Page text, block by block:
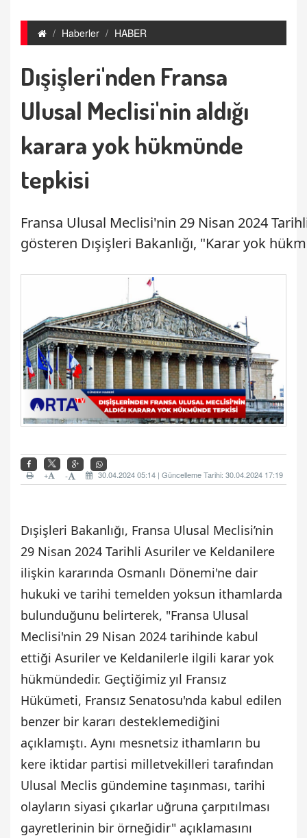
Haberler HABER
Dışişleri'nden Fransa
Ulusal Meclisi'nin aldığı
karara yok hükmünde
tepkisi
Fransa Ulusal Meclisi'nin 29 Nisan 2024
gösteren Dışişleri Bakanlığı, "Karar yok
30.04.2024 05:14 | Güncelleme Tarihi: 30.04.2024 17:19
-
+
Dışişleri Bakanlığı, Fransa Ulusal Meclisi’nin
29 Nisan 2024 Tarihli Asuriler ve Keldanilere
ilişkin kararında Osmanlı Dönemi'ne dair
hukuki ve tarihi temelden yoksun ithamlarda
bulunduğunu belirterek, "Fransa Ulusal
Meclisi'nin 29 Nisan 2024 tarihinde kabul
ettiği Asuriler ve Keldanilerle ilgili karar yok
hükmündedir. Geçtiğimiz yıl Fransız
Hükümeti, Fransız Senatosu'nda kabul edilen
benzer bir kararı desteklemediğini
açıklamıştı. Aynı mesnetsiz ithamların bu
kere iktidar partisi milletvekilleri tarafından
Ulusal Meclis gündemine taşınması, tarihi
olayların siyasi çıkarlar uğruna çarpıtılması
gayretlerinin bir örneğidir" açıklamasını